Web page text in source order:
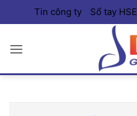
qua
dung
Tin công ty Sổ tay HSE